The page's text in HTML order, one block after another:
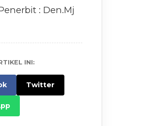
: Den.Mj
INI:
Twitter